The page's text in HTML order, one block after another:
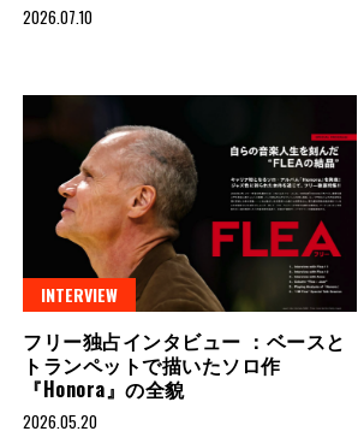
2026.07.10
INTERVIEW
フリー独占インタビュー ：ベースと
トランペットで描いたソロ作
『Honora』の全貌
2026.05.20